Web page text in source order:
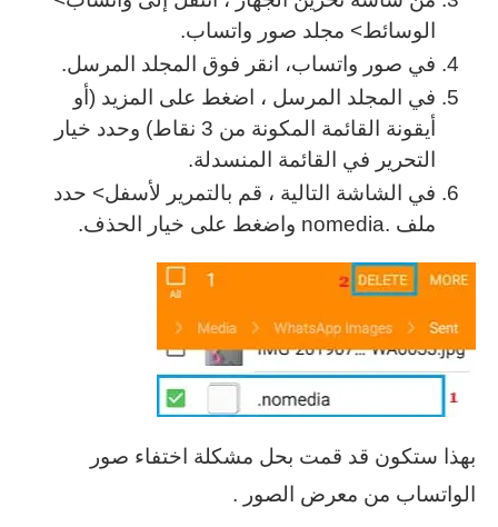
الوسائط> مجلد صور واتساب.
في صور واتساب، انقر فوق المجلد المرسل.
في المجلد المرسل ، اضغط على المزيد (أو
أيقونة القائمة المكونة من 3 نقاط) وحدد خيار
التحرير في القائمة المنسدلة.
في الشاشة التالية ، قم بالتمرير لأسفل> حدد
ملف .nomedia واضغط على خيار الحذف.
بهذا ستكون قد قمت بحل مشكلة اختفاء صور
الواتساب من معرض الصور .